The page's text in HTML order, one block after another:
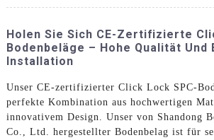
Holen Sie Sich CE-Zertifizierte
Bodenbeläge – Hohe Qualität Und
Installation
Unser CE-zertifizierter Click Lock SPC-
perfekte Kombination aus hochwertigen
innovativem Design. Unser von Shandong
Co., Ltd. hergestellter Bodenbelag ist für